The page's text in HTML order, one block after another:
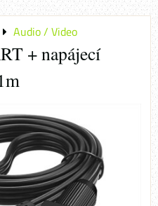
Audio / Video
+ napájecí